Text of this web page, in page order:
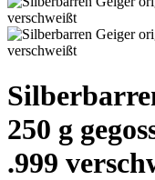
250 g
.999